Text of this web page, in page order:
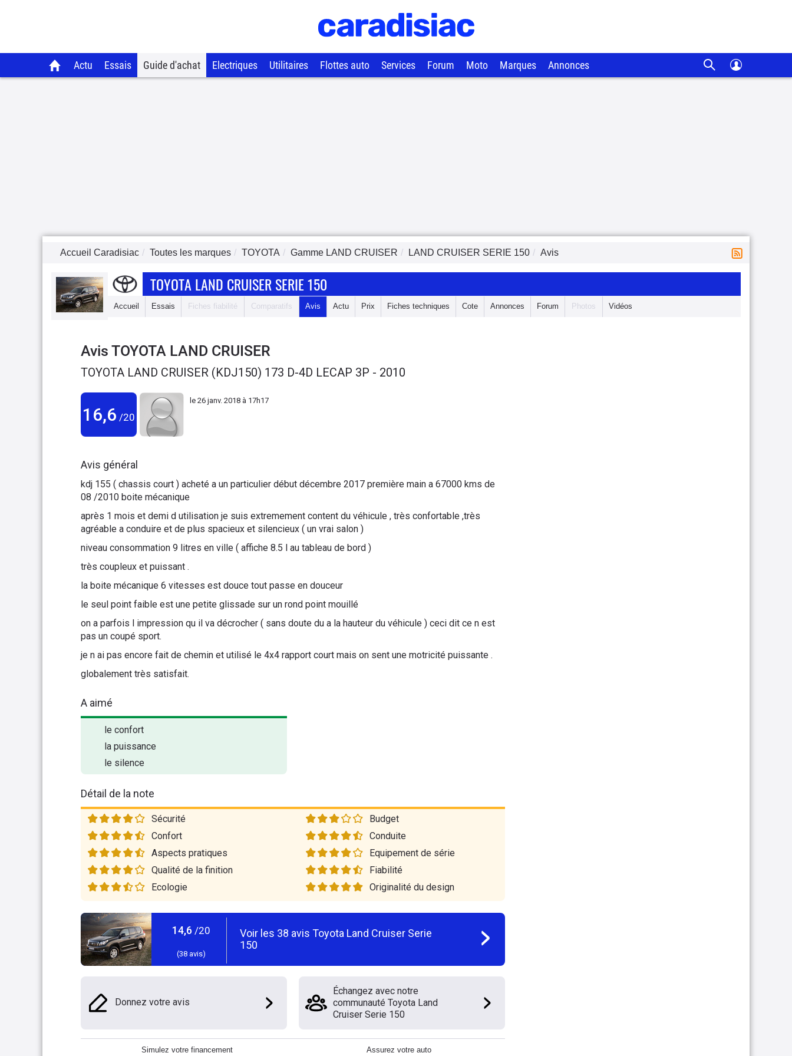
Actu Essais Guide d'achat Electriques Utilitaires Flottes auto Services Forum Moto Marques Annonces
Accueil Caradisiac Toutes les marques TOYOTA Gamme LAND CRUISER LAND CRUISER SERIE 150 Avis
TOYOTA LAND CRUISER SERIE 150
Accueil Essais Fiches fiabilité Comparatifs Avis Actu Prix Fiches techniques Cote Annonces Forum Photos Vidéos
Avis TOYOTA LAND CRUISER
TOYOTA LAND CRUISER (KDJ150) 173 D-4D LECAP 3P - 2010
16,6 /20
le 26 janv. 2018 à 17h17
Avis général
kdj 155 ( chassis court ) acheté a un particulier début décembre 2017 première main a 67000 kms de
08 /2010 boite mécanique
après 1 mois et demi d utilisation je suis extremement content du véhicule , très confortable ,très
agréable a conduire et de plus spacieux et silencieux ( un vrai salon )
niveau consommation 9 litres en ville ( affiche 8.5 l au tableau de bord )
très coupleux et puissant .
la boite mécanique 6 vitesses est douce tout passe en douceur
le seul point faible est une petite glissade sur un rond point mouillé
on a parfois l impression qu il va décrocher ( sans doute du a la hauteur du véhicule ) ceci dit ce n est
pas un coupé sport.
je n ai pas encore fait de chemin et utilisé le 4x4 rapport court mais on sent une motricité puissante .
globalement très satisfait.
A aimé
le confort
la puissance
le silence
Détail de la note
Sécurité
Budget
Confort
Conduite
Aspects pratiques
Equipement de série
Qualité de la finition
Fiabilité
Ecologie
Originalité du design
14,6 /20
(38 avis)
Voir les 38 avis Toyota Land Cruiser Serie
150
Donnez votre avis
Échangez avec notre
communauté Toyota Land
Cruiser Serie 150
Simulez votre financement Assurez votre auto